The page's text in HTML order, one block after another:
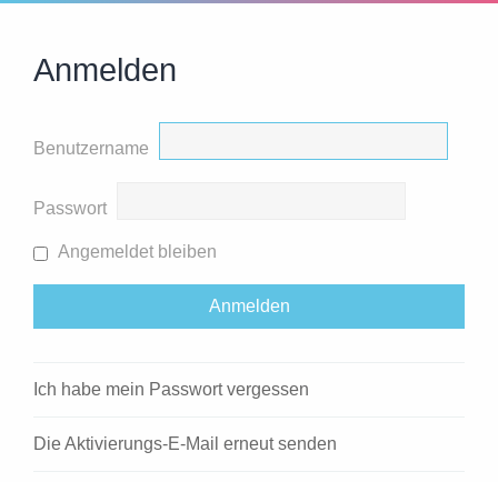
Anmelden
Benutzername
Passwort
Angemeldet bleiben
Ich habe mein Passwort vergessen
Die Aktivierungs-E-Mail erneut senden